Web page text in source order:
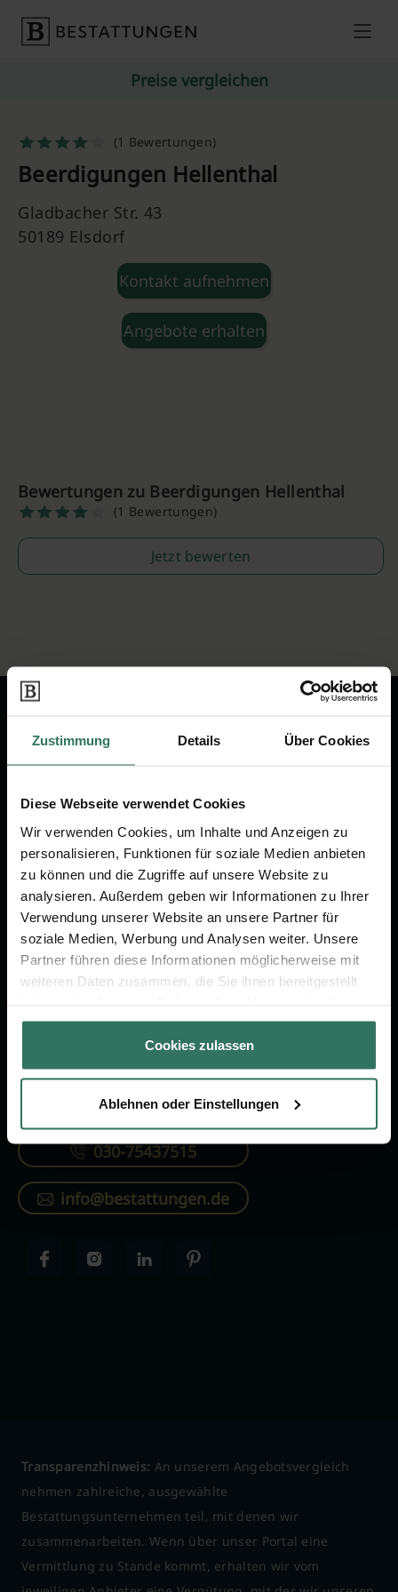
Zustimmung Details Über Cookies
Diese Webseite verwendet Cookies
Wir verwenden Cookies, um Inhalte und Anzeigen zu
personalisieren, Funktionen für soziale Medien anbieten
zu können und die Zugriffe auf unsere Website zu
analysieren. Außerdem geben wir Informationen zu Ihrer
Verwendung unserer Website an unsere Partner für
soziale Medien, Werbung und Analysen weiter. Unsere
Partner führen diese Informationen möglicherweise mit
weiteren Daten zusammen, die Sie ihnen bereitgestellt
gesammelt haben.
Cookies zulassen
Ablehnen oder Einstellungen
Preise vergleichen
(1 Bewertungen)
Beerdigungen Hellenthal
Gladbacher Str. 43
50189 Elsdorf
Kontakt aufnehmen
Angebote erhalten
Bewertungen zu Beerdigungen Hellenthal
(1 Bewertungen)
Jetzt bewerten
Wir sind Ihr Ansprechpartner rund
Vorsorge.
Jetzt beraten lassen
FÜR SIE
Vergleich
Verzeichnis
FÜR BESTATTER
Online-Portal
KONTAKTIEREN SIE UNS
030-75437515
info@bestattungen.de
Transparenzhinweis: An unserem Angebotsvergleich
nehmen zahlreiche, ausgewählte
Bestattungsunternehmen teil, mit denen wir
zusammenarbeiten. Wenn über unser Portal eine
Vermittlung zu Stande kommt, erhalten wir vom